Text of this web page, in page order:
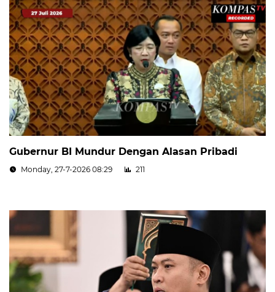
Gubernur BI Mundur Dengan Alasan Pribadi
Monday, 27-7-2026 08:29 211